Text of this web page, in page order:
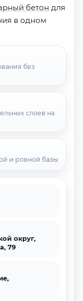
бетон для
в одном
без
слоев на
и ровной базы
округ,
79